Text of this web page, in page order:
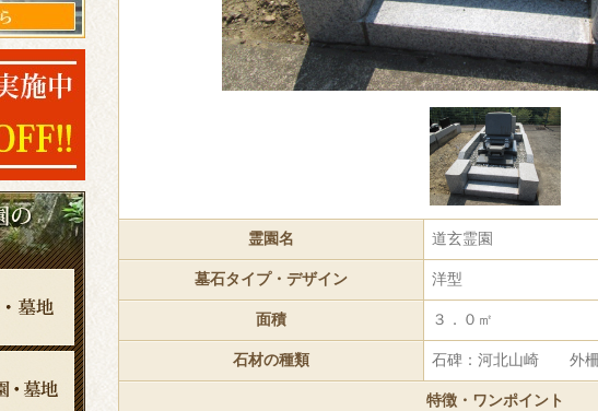
霊園名 道玄霊園
墓石タイプ・デザイン 洋型
面積 ３．０㎡
石材の種類 石碑：河北山崎 外柵
特徴・ワンポイント